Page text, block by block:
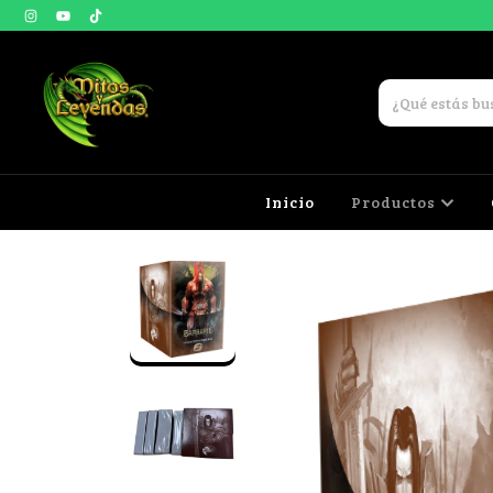
Inicio Productos